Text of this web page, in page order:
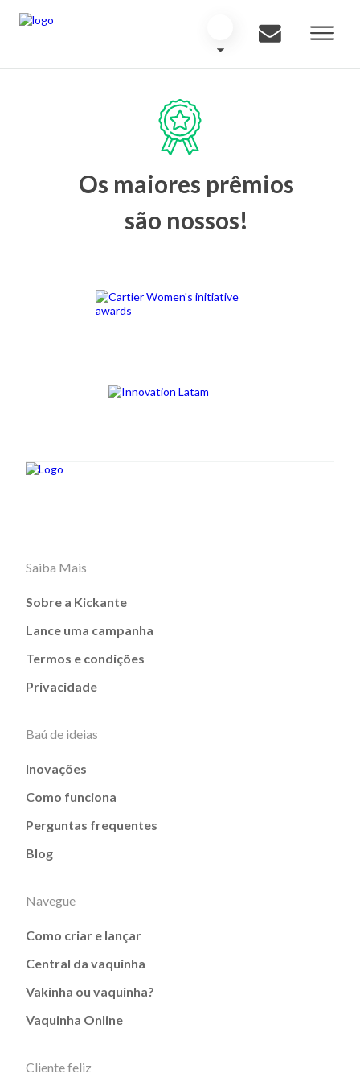
Os maiores prêmios
são nossos!
Saiba Mais
Sobre a Kickante
Lance uma campanha
Termos e condições
Privacidade
Baú de ideias
Inovações
Como funciona
Perguntas frequentes
Blog
Navegue
Como criar e lançar
Central da vaquinha
Vakinha ou vaquinha?
Vaquinha Online
Cliente feliz